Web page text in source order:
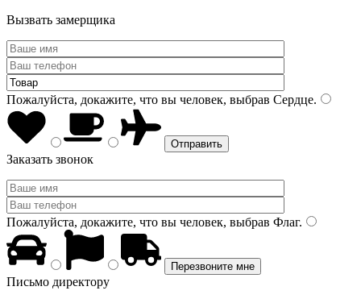
Вызвать замерщика
Пожалуйста, докажите, что вы человек, выбрав Сердце.
Заказать звонок
Пожалуйста, докажите, что вы человек, выбрав Флаг.
Письмо директору